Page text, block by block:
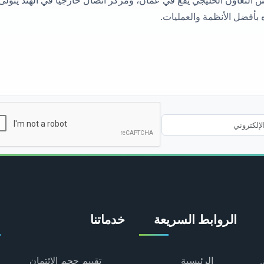
بأفضل الأنظمة والعمليات.
الروابط السريعة
الرئيسية
خدماتنا
تقييم حجم الائتمان